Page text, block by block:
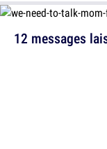
12 messages